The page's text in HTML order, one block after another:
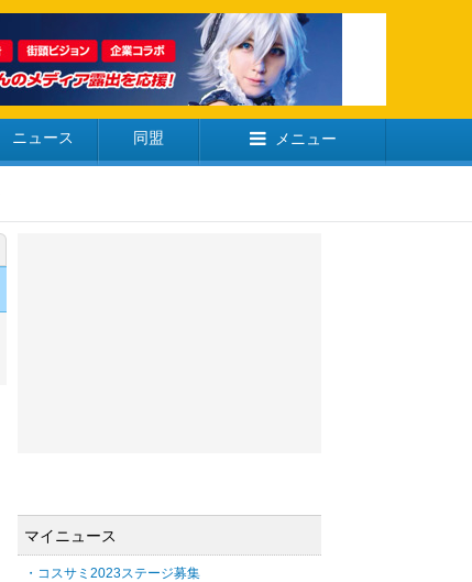
ニュース 同盟 メニュー
マイニュース
・コスサミ2023ステージ募集